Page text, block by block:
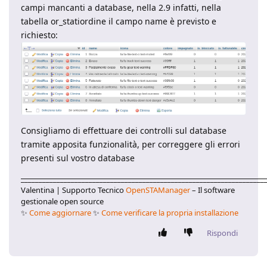
campi mancanti a database, nella 2.9 infatti, nella
tabella or_statiordine il campo name è previsto e
richiesto:
Consigliamo di effettuare dei controlli sul database
tramite apposita funzionalità, per correggere gli errori
presenti sul vostro database
Valentina | Supporto TecnicoOpenSTAManager– Il software
gestionale open source
✨ Come aggiornare✨ Come verificare la propria installazione
Rispondi